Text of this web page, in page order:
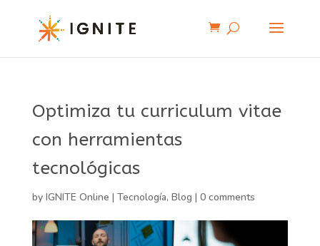
Optimiza tu curriculum vitae
con herramientas
tecnológicas
by IGNITE Online | Tecnología, Blog | 0 comments